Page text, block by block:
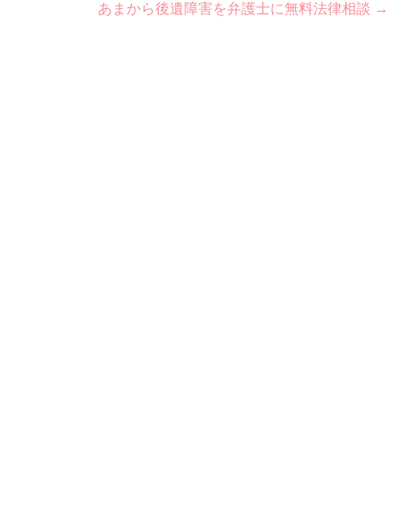
navigationあまから後遺障害を弁護士に無料法律相談 →